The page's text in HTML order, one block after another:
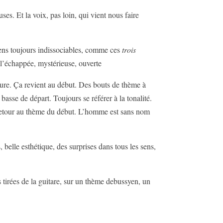
Et la voix, pas loin, qui vient nous faire
toujours indissociables, comme cestrois
mystérieuse, ouverte
Ça revient au début. Des bouts de thème à
de départ. Toujours se référer à la tonalité.
au thème du début. L’homme est sans nom
esthétique, des surprises dans tous les sens,
de la guitare, sur un thème debussyen, un